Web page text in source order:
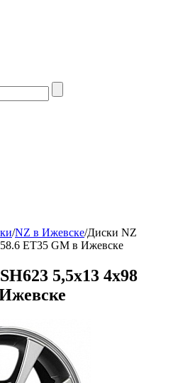
/NZ в Ижевске/Диски NZ
ET35 GM в Ижевске
5,5x13 4x98